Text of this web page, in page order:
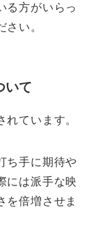
る方がいらっ
い。
いて
ています。
ち手に期待や
には派手な映
を倍増させま